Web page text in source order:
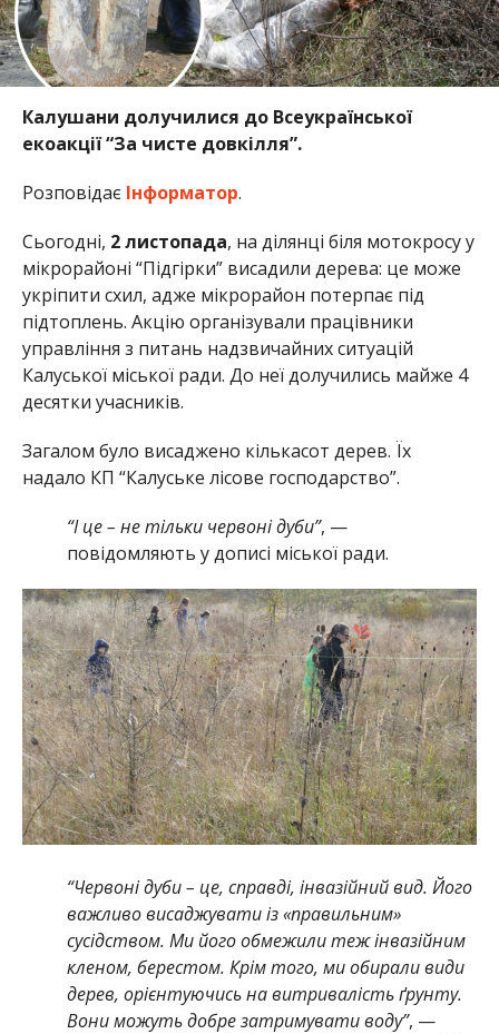
Калушани долучилися до Всеукраїнської
екоакції “За чисте довкілля”.
Розповідає Інформатор.
Сьогодні, 2 листопада, на ділянці біля мотокросу у
мікрорайоні “Підгірки” висадили дерева: це може
укріпити схил, адже мікрорайон потерпає під
підтоплень. Акцію організували працівники
управління з питань надзвичайних ситуацій
Калуської міської ради. До неї долучились майже 4
десятки учасників.
Загалом було висаджено кількасот дерев. Їх
надало КП “Калуське лісове господарство”.
“І це – не тільки червоні дуби”, —
повідомляють у дописі міської ради.
“Червоні дуби – це, справді, інвазійний вид. Його
важливо висаджувати із «правильним»
сусідством. Ми його обмежили теж інвазійним
кленом, берестом. Крім того, ми обирали види
дерев, орієнтуючись на витривалість ґрунту.
Вони можуть добре затримувати воду”, —